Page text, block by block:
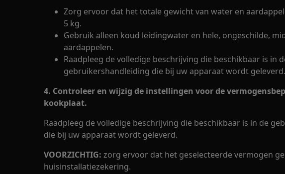
Zorg ervoor dat het totale gewicht van water en
5 kg.
Gebruik alleen koud leidingwater en hele, ongeschilde,
aardappelen.
Raadpleeg de volledige beschrijving die beschikbaar is in
gebruikershandleiding die bij uw apparaat wordt geleverd.
4. Controleer en wijzig de instellingen voor de
kookplaat.
Raadpleeg de volledige beschrijving die beschikbaar is in de
die bij uw apparaat wordt geleverd.
VOORZICHTIG: zorg ervoor dat het geselecteerde vermogen
huisinstallatiezekering.